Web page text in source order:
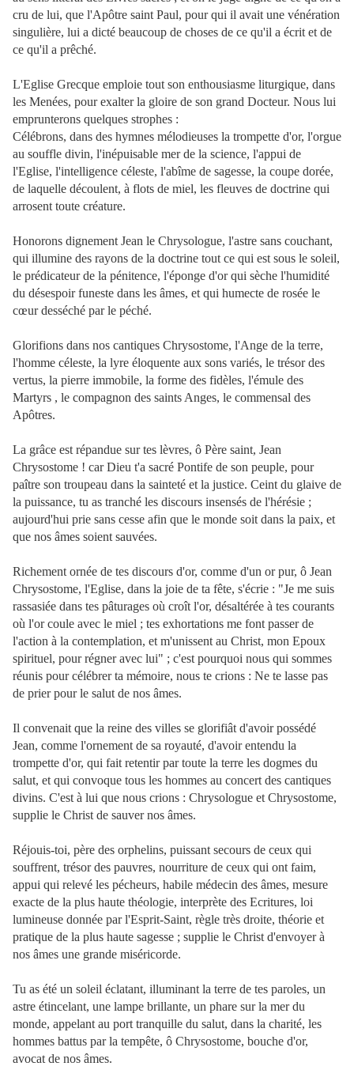
cru de lui, que l'Apôtre saint Paul, pour qui il avait une vénération
singulière, lui a dicté beaucoup de choses de ce qu'il a écrit et de
ce qu'il a prêché.
L'Eglise Grecque emploie tout son enthousiasme liturgique, dans
les Menées, pour exalter la gloire de son grand Docteur. Nous lui
emprunterons quelques strophes :
Célébrons, dans des hymnes mélodieuses la trompette d'or, l'orgue
au souffle divin, l'inépuisable mer de la science, l'appui de
l'Eglise, l'intelligence céleste, l'abîme de sagesse, la coupe dorée,
de laquelle découlent, à flots de miel, les fleuves de doctrine qui
arrosent toute créature.
Honorons dignement Jean le Chrysologue, l'astre sans couchant,
qui illumine des rayons de la doctrine tout ce qui est sous le soleil,
le prédicateur de la pénitence, l'éponge d'or qui sèche l'humidité
du désespoir funeste dans les âmes, et qui humecte de rosée le
cœur desséché par le péché.
Glorifions dans nos cantiques Chrysostome, l'Ange de la terre,
l'homme céleste, la lyre éloquente aux sons variés, le trésor des
vertus, la pierre immobile, la forme des fidèles, l'émule des
Martyrs , le compagnon des saints Anges, le commensal des
Apôtres.
La grâce est répandue sur tes lèvres, ô Père saint, Jean
Chrysostome ! car Dieu t'a sacré Pontife de son peuple, pour
paître son troupeau dans la sainteté et la justice. Ceint du glaive de
la puissance, tu as tranché les discours insensés de l'hérésie ;
aujourd'hui prie sans cesse afin que le monde soit dans la paix, et
que nos âmes soient sauvées.
Richement ornée de tes discours d'or, comme d'un or pur, ô Jean
Chrysostome, l'Eglise, dans la joie de ta fête, s'écrie : "Je me suis
rassasiée dans tes pâturages où croît l'or, désaltérée à tes courants
où l'or coule avec le miel ; tes exhortations me font passer de
l'action à la contemplation, et m'unissent au Christ, mon Epoux
spirituel, pour régner avec lui" ; c'est pourquoi nous qui sommes
réunis pour célébrer ta mémoire, nous te crions : Ne te lasse pas
de prier pour le salut de nos âmes.
Il convenait que la reine des villes se glorifiât d'avoir possédé
Jean, comme l'ornement de sa royauté, d'avoir entendu la
trompette d'or, qui fait retentir par toute la terre les dogmes du
salut, et qui convoque tous les hommes au concert des cantiques
divins. C'est à lui que nous crions : Chrysologue et Chrysostome,
supplie le Christ de sauver nos âmes.
Réjouis-toi, père des orphelins, puissant secours de ceux qui
souffrent, trésor des pauvres, nourriture de ceux qui ont faim,
appui qui relevé les pécheurs, habile médecin des âmes, mesure
exacte de la plus haute théologie, interprète des Ecritures, loi
lumineuse donnée par l'Esprit-Saint, règle très droite, théorie et
pratique de la plus haute sagesse ; supplie le Christ d'envoyer à
nos âmes une grande miséricorde.
Tu as été un soleil éclatant, illuminant la terre de tes paroles, un
astre étincelant, une lampe brillante, un phare sur la mer du
monde, appelant au port tranquille du salut, dans la charité, les
hommes battus par la tempête, ô Chrysostome, bouche d'or,
avocat de nos âmes.